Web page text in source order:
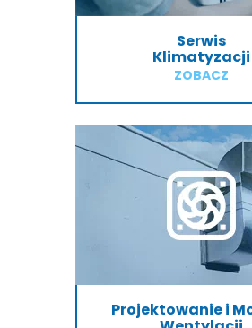
Serwis
Klimatyzacji
ZOBACZ
Projektowanie i